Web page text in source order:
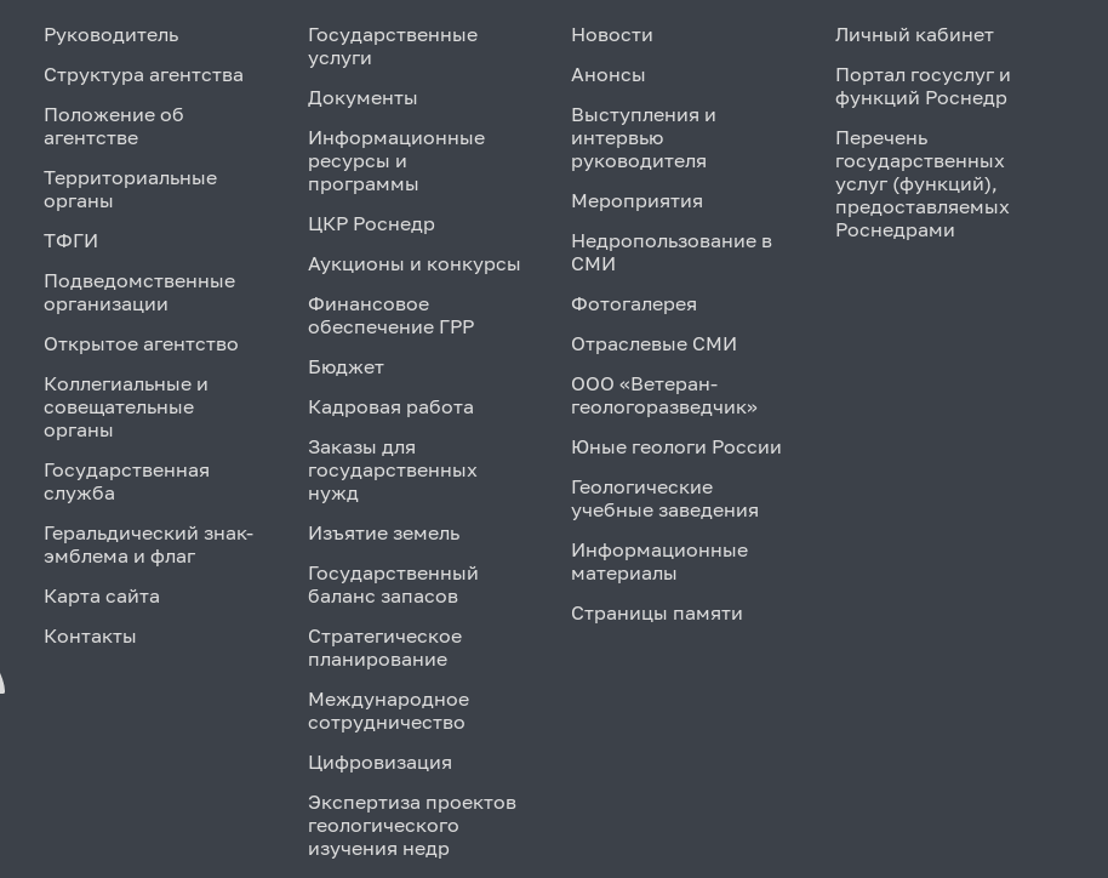
Руководитель
Структура агентства
Положение об
агентстве
Территориальные
органы
ТФГИ
Подведомственные
организации
Открытое агентство
Коллегиальные и
совещательные
органы
Государственная
служба
Геральдический знак-
эмблема и флаг
Карта сайта
Контакты
Государственные
услуги
Документы
Информационные
ресурсы и
программы
ЦКР Роснедр
Аукционы и конкурсы
Финансовое
обеспечение ГРР
Бюджет
Кадровая работа
Заказы для
государственных
нужд
Изъятие земель
Государственный
баланс запасов
Стратегическое
планирование
Международное
сотрудничество
Цифровизация
Экспертиза проектов
геологического
изучения недр
Новости
Анонсы
Выступления и
интервью
руководителя
Мероприятия
Недропользование в
СМИ
Фотогалерея
Отраслевые СМИ
ООО «Ветеран-
геологоразведчик»
Юные геологи России
Геологические
учебные заведения
Информационные
материалы
Страницы памяти
Личный кабинет
Портал госуслуг и
функций Роснедр
Перечень
государственных
услуг (функций),
предоставляемых
Роснедрами